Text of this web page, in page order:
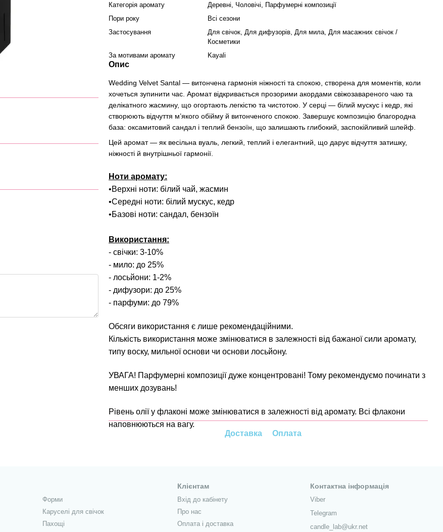
Категорія аромату
Деревні, Чоловічі, Парфумерні композиції
Пори року
Всі сезони
Застосування
Для свічок, Для дифузорів, Для мила, Для масажних свічок /
Косметики
За мотивами аромату
Kayali
Опис
Wedding Velvet Santal — витончена гармонія ніжності та спокою, створена для моментів, коли
хочеться зупинити час. Аромат відкривається прозорими акордами свіжозавареного чаю та
делікатного жасмину, що огортають легкістю та чистотою. У серці — білий мускус і кедр, які
створюють відчуття м’якого обійму й витонченого спокою. Завершує композицію благородна
база: оксамитовий сандал і теплий бензоїн, що залишають глибокий, заспокійливий шлейф.
Цей аромат — як весільна вуаль, легкий, теплий і елегантний, що дарує відчуття затишку,
ніжності й внутрішньої гармонії.
Ноти аромату:
•Верхні ноти: білий чай, жасмин
•Середні ноти: білий мускус, кедр
•Базові ноти: сандал, бензоїн
Використання:
- свічки: 3-10%
- мило: до 25%
- лосьйони: 1-2%
- дифузори: до 25%
- парфуми: до 79%
Обсяги використання є лише рекомендаційними.
Кількість використання може змінюватися в залежності від бажаної сили аромату,
типу воску, мильної основи чи основи лосьйону.
УВАГА! Парфумерні композиції дуже концентровані! Тому рекомендуємо починати з
менших дозувань!
Рівень олії у флаконі може змінюватися в залежності від аромату. Всі флакони
наповнюються на вагу.
Доставка
Оплата
Форми
Каруселі для свічок
Пахощі
Клієнтам
Вхід до кабінету
Про нас
Оплата і доставка
Контактна інформація
Viber
Telegram
candle_lab@ukr.net